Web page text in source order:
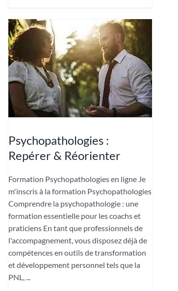
Psychopathologies :
Repérer & Réorienter
Formation Psychopathologies en ligne Je
m'inscris à la formation Psychopathologies
Comprendre la psychopathologie : une
formation essentielle pour les coachs et
praticiens En tant que professionnels de
l'accompagnement, vous disposez déjà de
compétences en outils de transformation
et développement personnel tels que la
PNL, ...